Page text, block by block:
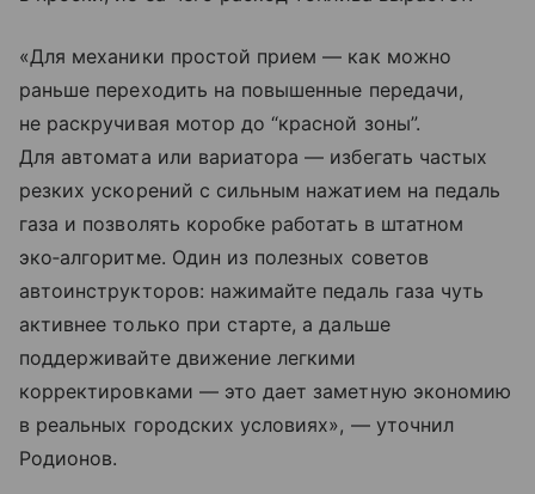
«Для механики простой прием — как можно
раньше переходить на повышенные передачи,
не раскручивая мотор до “красной зоны”.
Для автомата или вариатора — избегать частых
резких ускорений с сильным нажатием на педаль
газа и позволять коробке работать в штатном
эко‑алгоритме. Один из полезных советов
автоинструкторов: нажимайте педаль газа чуть
активнее только при старте, а дальше
поддерживайте движение легкими
корректировками — это дает заметную экономию
в реальных городских условиях», — уточнил
Родионов.